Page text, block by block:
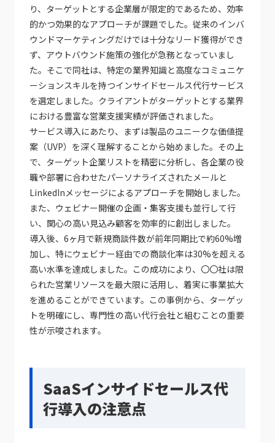
り、ターゲットとする企業層が限定的であるため、効率
的かつ効果的なアプローチが課題でした。従来のインバ
ウンドマーケティングだけでは十分なリード獲得ができ
ず、アウトバウンド施策の強化が急務となっていまし
た。そこで同社は、特定の業界知識と高度なコミュニケ
ーションスキルを持つインサイドセールス代行サービス
を選定しました。クライアントがターゲットとする業界
における豊富な営業支援実績が評価されました。
サービス導入にあたり、まずは製品のユニークな価値提
案（UVP）を深く理解することから始めました。その上
で、ターゲット企業リストを精密に分析し、各企業の役
職や部署に合わせたパーソナライズされたメールと
LinkedInメッセージによるアプローチを開始しました。
また、ウェビナー開催の企画・集客支援も並行して行
い、関心の高い見込み顧客を効率的に創出しました。
導入後、6ヶ月で新規商談件数が前年同期比で約60%増
加し、特にウェビナー経由での商談化率は30%を超える
高い水準を達成しました。この成功により、〇〇社は限
られた営業リソースを最大限に活用し、着実に事業拡大
を進めることができています。この事例から、ターゲッ
トを明確にし、専門性の高い代行会社と組むことの重要
性が示唆されます。
SaaSインサイドセールス代
行導入の注意点